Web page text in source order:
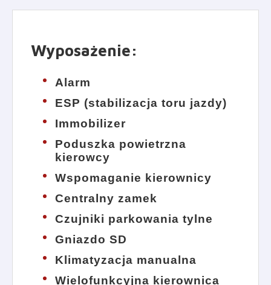
Wyposażenie:
Alarm
ESP (stabilizacja toru jazdy)
Immobilizer
Poduszka powietrzna
kierowcy
Wspomaganie kierownicy
Centralny zamek
Czujniki parkowania tylne
Gniazdo SD
Klimatyzacja manualna
Wielofunkcyjna kierownica